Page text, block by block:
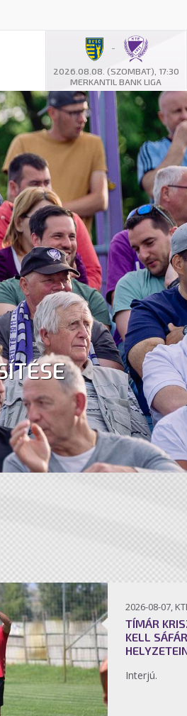
-
2026.08.08. (SZOMBAT), 17:30
MERKANTIL BANK LIGA
2026-08-07,
TÍMÁR
KELL
Interjú.